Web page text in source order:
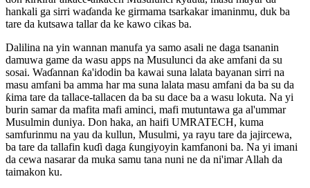
hankali ga sirri waɗanda ke girmama tsarkakar imaninmu, duk ba
tare da kutsawa tallar da ke kawo cikas ba.
Dalilina na yin wannan manufa ya samo asali ne daga tsananin
damuwa game da wasu apps na Musulunci da ake amfani da su
sosai. Waɗannan ƙa'idodin ba kawai suna lalata bayanan sirri na
masu amfani ba amma har ma suna lalata masu amfani da ba su da
ƙima tare da tallace-tallacen da ba su dace ba a wasu lokuta. Na yi
burin samar da mafita mafi aminci, mafi mutuntawa ga al'ummar
Musulmin duniya. Don haka, an haifi UMRATECH, kuma
samfurinmu na yau da kullun, Musulmi, ya rayu tare da jajircewa,
ba tare da tallafin kuɗi daga ƙungiyoyin kamfanoni ba. Na yi imani
da cewa nasarar da muka samu tana nuni ne da ni'imar Allah da
taimakon ku.